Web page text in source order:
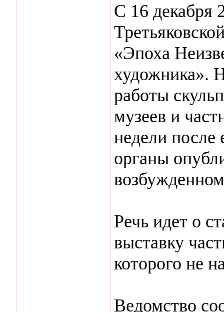
С 16 декабря
«Эпоха
художника».
работы
музеев и
недели после
органы
Речь идет о
выставку
которого не
Ведомство